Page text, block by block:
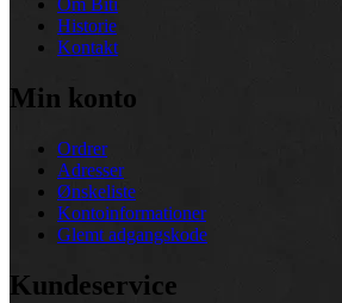
Om Biti
Historie
Kontakt
Min konto
Ordrer
Adresser
Ønskeliste
Kontoinformationer
Glemt adgangskode
Kundeservice